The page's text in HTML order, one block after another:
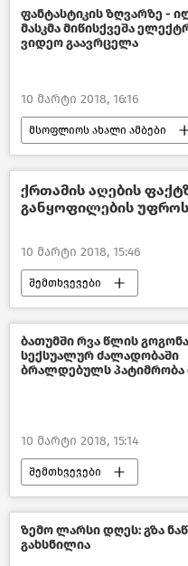
ფანტასტიკის ზღვარზე -
მასკმა მიწისქვეშა
ვიდეო გაავრცელა
10 მარტი 2018, 16:16
მსოფლიოს ახალი ამბები
ქრთამის აღების
განყოფილების
10 მარტი 2018, 15:46
შემთხვევები
კრიმინალი საქართველოში –
საქართველო
ბათუმში რვა წლის
სექსუალურ ძალადობაში
ბრალდებულს პატიმრობა
10 მარტი 2018, 15:14
შემთხვევები
კრიმინალი საქართველოში –
საქართველო
ზემო ლარსი დღეს: გზა
გახსნილია